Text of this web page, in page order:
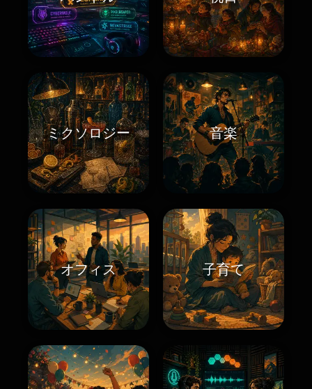
ミクソロジー 音楽
オフィス 子育て